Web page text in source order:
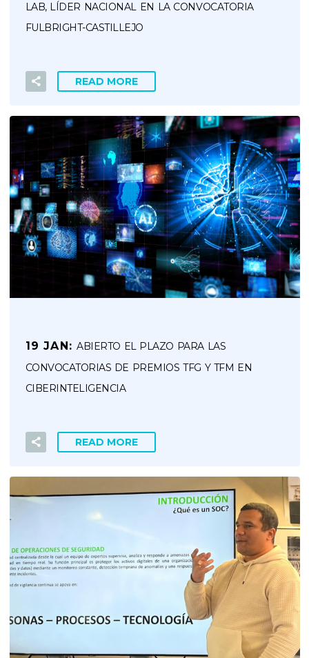
LAB, LÍDER NACIONAL EN LA CONVOCATORIA
FULBRIGHT-CASTILLEJO
READ MORE
19 JAN:ABIERTO EL PLAZO PARA LAS
CONVOCATORIAS DE PREMIOS TFG Y TFM EN
CIBERINTELIGENCIA
READ MORE